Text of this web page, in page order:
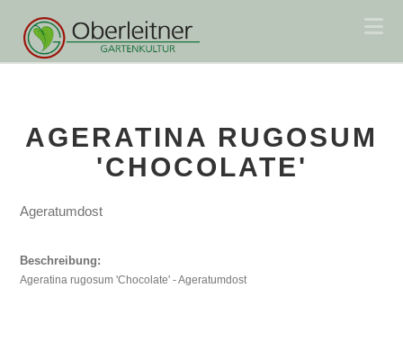
AGERATINA RUGOSUM
'CHOCOLATE'
Ageratumdost
Beschreibung:
Ageratina rugosum 'Chocolate' - Ageratumdost